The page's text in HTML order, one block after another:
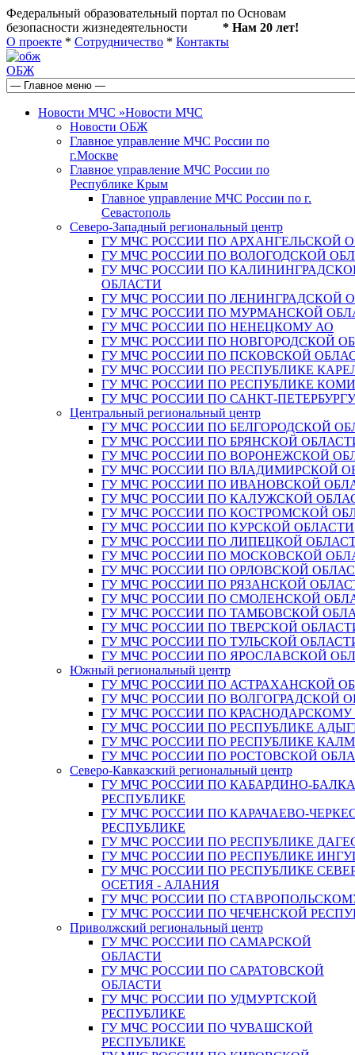
Федеральный образовательный портал по Основам
безопасности жизнедеятельности * Нам 20 лет!
О проекте * Сотрудничество * Контакты
ОБЖ
Новости МЧС »Новости МЧС
Новости ОБЖ
Главное управление МЧС России по
г.Москве
Главное управление МЧС России по
Республике Крым
Главное управление МЧС России по г.
Севастополь
Северо-Западный региональный центр
ГУ МЧС РОССИИ ПО АРХАНГЕЛЬСКОЙ
ГУ МЧС РОССИИ ПО ВОЛОГОДСКОЙ
ГУ МЧС РОССИИ ПО
ОБЛАСТИ
ГУ МЧС РОССИИ ПО ЛЕНИНГРАДСКОЙ
ГУ МЧС РОССИИ ПО МУРМАНСКОЙ
ГУ МЧС РОССИИ ПО НЕНЕЦКОМУ АО
ГУ МЧС РОССИИ ПО НОВГОРОДСКОЙ
ГУ МЧС РОССИИ ПО ПСКОВСКОЙ
ГУ МЧС РОССИИ ПО РЕСПУБЛИКЕ
ГУ МЧС РОССИИ ПО РЕСПУБЛИКЕ КОМИ
ГУ МЧС РОССИИ ПО САНКТ-ПЕТЕРБУРГУ
Центральный региональный центр
ГУ МЧС РОССИИ ПО БЕЛГОРОДСКОЙ
ГУ МЧС РОССИИ ПО БРЯНСКОЙ
ГУ МЧС РОССИИ ПО ВОРОНЕЖСКОЙ
ГУ МЧС РОССИИ ПО ВЛАДИМИРСКОЙ
ГУ МЧС РОССИИ ПО ИВАНОВСКОЙ
ГУ МЧС РОССИИ ПО КАЛУЖСКОЙ
ГУ МЧС РОССИИ ПО КОСТРОМСКОЙ
ГУ МЧС РОССИИ ПО КУРСКОЙ ОБЛАСТИ
ГУ МЧС РОССИИ ПО ЛИПЕЦКОЙ
ГУ МЧС РОССИИ ПО МОСКОВСКОЙ
ГУ МЧС РОССИИ ПО ОРЛОВСКОЙ
ГУ МЧС РОССИИ ПО РЯЗАНСКОЙ
ГУ МЧС РОССИИ ПО СМОЛЕНСКОЙ
ГУ МЧС РОССИИ ПО ТАМБОВСКОЙ
ГУ МЧС РОССИИ ПО ТВЕРСКОЙ
ГУ МЧС РОССИИ ПО ТУЛЬСКОЙ
ГУ МЧС РОССИИ ПО ЯРОСЛАВСКОЙ
Южный региональный центр
ГУ МЧС РОССИИ ПО АСТРАХАНСКОЙ
ГУ МЧС РОССИИ ПО ВОЛГОГРАДСКОЙ
ГУ МЧС РОССИИ ПО
ГУ МЧС РОССИИ ПО РЕСПУБЛИКЕ
ГУ МЧС РОССИИ ПО РЕСПУБЛИКЕ
ГУ МЧС РОССИИ ПО РОСТОВСКОЙ
Северо-Кавказский региональный центр
ГУ МЧС РОССИИ ПО КАБАРДИНО-
РЕСПУБЛИКЕ
ГУ МЧС РОССИИ ПО КАРАЧАЕВО-
РЕСПУБЛИКЕ
ГУ МЧС РОССИИ ПО РЕСПУБЛИКЕ
ГУ МЧС РОССИИ ПО РЕСПУБЛИКЕ
ГУ МЧС РОССИИ ПО РЕСПУБЛИКЕ
ОСЕТИЯ - АЛАНИЯ
ГУ МЧС РОССИИ ПО
ГУ МЧС РОССИИ ПО ЧЕЧЕНСКОЙ
Приволжский региональный центр
ГУ МЧС РОССИИ ПО САМАРСКОЙ
ОБЛАСТИ
ГУ МЧС РОССИИ ПО САРАТОВСКОЙ
ОБЛАСТИ
ГУ МЧС РОССИИ ПО УДМУРТСКОЙ
РЕСПУБЛИКЕ
ГУ МЧС РОССИИ ПО ЧУВАШСКОЙ
РЕСПУБЛИКЕ